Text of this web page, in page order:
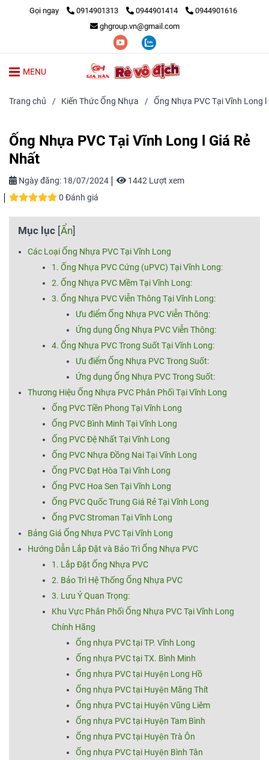
Gọi ngay 0914901313 0944901414
0944901616
ghgroup.vn@gmail.com
MENU
Trang chủ / Kiến Thức Ống Nhựa / Ống Nhựa PVC Tại Vĩnh Long l
Ống Nhựa PVC Tại Vĩnh Long l Giá Rẻ
Nhất
Ngày đăng: 18/07/2024
1442 Lượt xem
0 Đánh giá
Mục lục [Ẩn]
Các Loại Ống Nhựa PVC Tại Vĩnh Long
1. Ống Nhựa PVC Cứng (uPVC) Tại Vĩnh Long:
2. Ống Nhựa PVC Mềm Tại Vĩnh Long:
3. Ống Nhựa PVC Viễn Thông Tại Vĩnh Long:
Ưu điểm Ống Nhựa PVC Viễn Thông:
Ứng dụng Ống Nhựa PVC Viễn Thông:
4. Ống Nhựa PVC Trong Suốt Tại Vĩnh Long:
Ưu điểm Ống Nhựa PVC Trong Suốt:
Ứng dụng Ống Nhựa PVC Trong Suốt:
Thương Hiệu Ống Nhựa PVC Phân Phối Tại Vĩnh Long
Ống PVC Tiền Phong Tại Vĩnh Long
Ống PVC Bình Minh Tại Vĩnh Long
Ống PVC Đệ Nhất Tại Vĩnh Long
Ống PVC Nhựa Đồng Nai Tại Vĩnh Long
Ống PVC Đạt Hòa Tại Vĩnh Long
Ống PVC Hoa Sen Tại Vĩnh Long
Ống PVC Quốc Trung Giá Rẻ Tại Vĩnh Long
Ống PVC Stroman Tại Vĩnh Long
Bảng Giá Ống Nhựa PVC Tại Vĩnh Long
Hướng Dẫn Lắp Đặt và Bảo Trì Ống Nhựa PVC
1. Lắp Đặt Ống Nhựa PVC
2. Bảo Trì Hệ Thống Ống Nhựa PVC
3. Lưu Ý Quan Trọng:
Khu Vực Phân Phối Ống Nhựa PVC Tại Vĩnh Long
Chính Hãng
Ống nhựa PVC tại TP. Vĩnh Long
Ống nhựa PVC tại TX. Bình Minh
Ống nhựa PVC tại Huyện Long Hồ
Ống nhựa PVC tại Huyện Măng Thít
Ống nhựa PVC tại Huyện Vũng Liêm
Ống nhựa PVC tại Huyện Tam Bình
Ống nhựa PVC tại Huyện Trà Ôn
Ống nhựa PVC tại Huyện Bình Tân